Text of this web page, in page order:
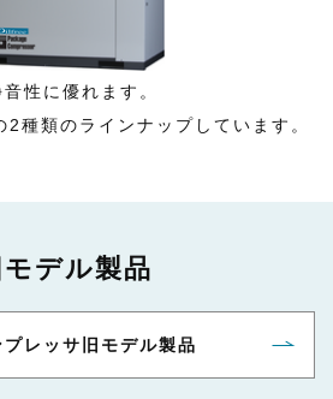
性に優れます。
種類のラインナップしています。
モデル製品
レッサ旧モデル製品